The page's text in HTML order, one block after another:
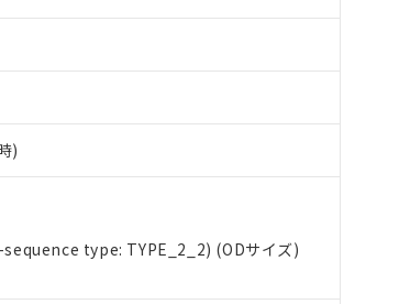
)
type: TYPE_2_2) (ODサイズ)
（10物質）の非含有に対応した製品が提供可能な商
10物質）の非含有に対応した製品に切り替える予定の